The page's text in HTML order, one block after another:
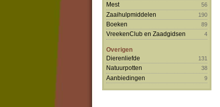
Mest 56
Zaaihulpmiddelen 190
Boeken 89
VreekenClub en Zaadgidsen 4
Overigen
Dierenliefde
131
Natuurpotten 38
Aanbiedingen 9